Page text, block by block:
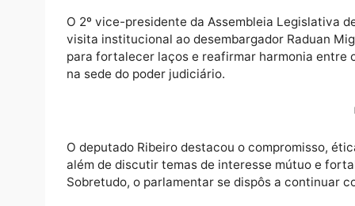
O 2º vice-presidente da Assembleia
para fortalecer laços e reafirmar harmonia
na sede do poder judiciário.